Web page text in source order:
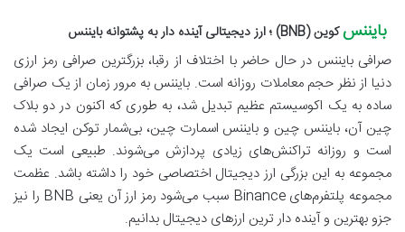
بایننسکوین (BNB) ؛ ارز دیجیتالی آینده دار به پشتوانه‌ بایننس
صرافی بایننس در حال حاضر با اختلاف از رقبا، بزرگترین صرافی رمز ارزی
دنیا از نظر حجم معاملات روزانه است. بایننس به مرور زمان از یک صرافی
ساده به یک اکوسیستم عظیم تبدیل شد، به طوری که اکنون در دو بلاک
چین آن، بایننس چین و بایننس اسمارت چین، بی‌شمار توکن ایجاد شده
است و روزانه تراکنش‌های زیادی پردازش می‌شوند. طبیعی است یک
مجموعه به این بزرگی ارز دیجیتال اختصاصی خود را داشته باشد. عظمت
مجموعه پلتفرم‌های Binance سبب می‌شود رمز ارز آن یعنی BNB را نیز
جزو بهترین و آینده دار ترین ارزهای دیجیتال بدانیم.